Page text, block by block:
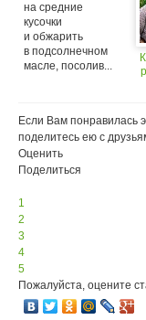
на средние
кусочки
и обжарить
в подсолнечном
масле, посолив...
Если Вам понравилась
поделитесь ею с
Оценить
Поделиться
1
2
3
4
5
Пожалуйста, оцените